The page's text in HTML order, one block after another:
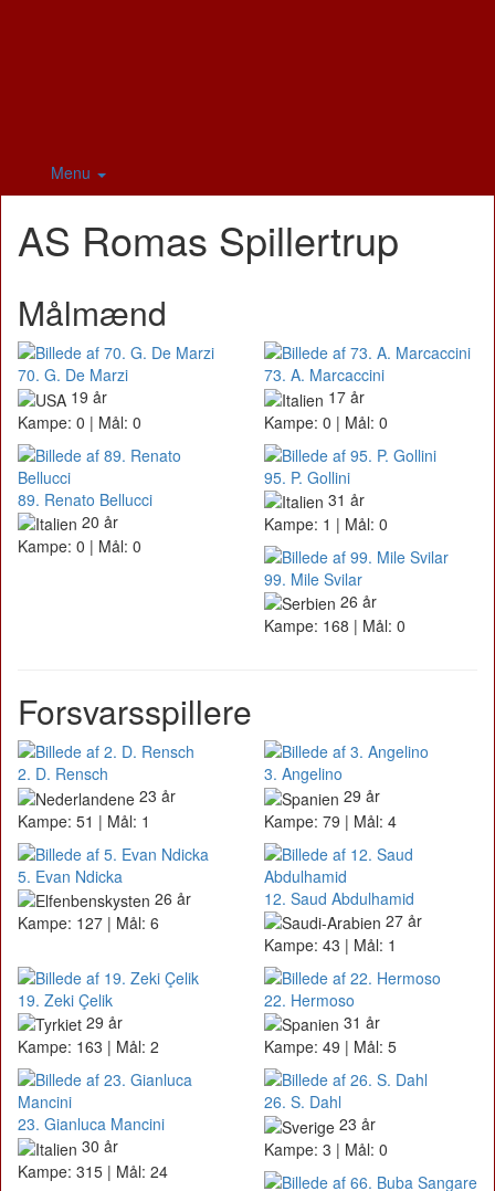
Menu
AS Romas Spillertrup
Målmænd
70. G. De Marzi
19 år
Kampe: 0 | Mål: 0
73. A. Marcaccini
17 år
Kampe: 0 | Mål: 0
89. Renato Bellucci
20 år
Kampe: 0 | Mål: 0
95. P. Gollini
31 år
Kampe: 1 | Mål: 0
99. Mile Svilar
26 år
Kampe: 168 | Mål: 0
Forsvarsspillere
2. D. Rensch
23 år
Kampe: 51 | Mål: 1
3. Angelino
29 år
Kampe: 79 | Mål: 4
5. Evan Ndicka
26 år
Kampe: 127 | Mål: 6
12. Saud Abdulhamid
27 år
Kampe: 43 | Mål: 1
19. Zeki Çelik
29 år
Kampe: 163 | Mål: 2
22. Hermoso
31 år
Kampe: 49 | Mål: 5
23. Gianluca Mancini
30 år
Kampe: 315 | Mål: 24
26. S. Dahl
23 år
Kampe: 3 | Mål: 0